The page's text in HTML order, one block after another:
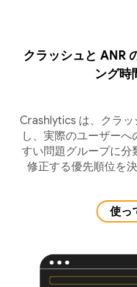
クラッシュと ANR
ング時
Crashlytics は、クラ
し、実際のユーザー
すい問題グループに分
修正する優先順位を
使っ